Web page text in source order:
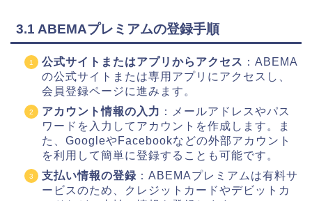
3.1 ABEMAプレミアムの登録手順
公式サイトまたはアプリからアクセス ：ABEMA
の公式サイトまたは専用アプリにアクセスし、
会員登録ページに進みます。
アカウント情報の入力 ：メールアドレスやパス
ワードを入力してアカウントを作成します。ま
た、GoogleやFacebookなどの外部アカウント
を利用して簡単に登録することも可能です。
支払い情報の登録 ：ABEMAプレミアムは有料サ
ービスのため、クレジットカードやデビットカ